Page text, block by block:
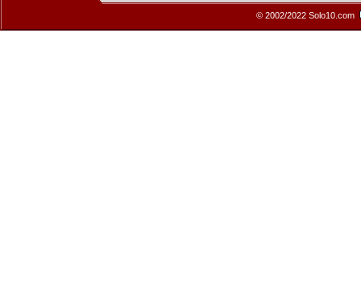
© 2002/2022 Solo10.com